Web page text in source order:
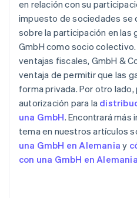
en relación con su
impuesto de sociedades se
sobre la participación en las
GmbH como socio
ventajas fiscales, GmbH &
ventaja de permitir que las
forma privada. Por otro
autorización para la
una GmbH. Encontrará
tema en nuestros artículos
una GmbH en Alemania y
con una GmbH en Alemania